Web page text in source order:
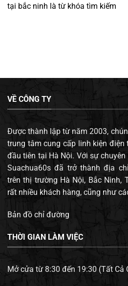
tại bắc ninh là từ khóa tìm kiếm
VỀ CÔNG TY
Được thành lập từ năm 2003,
trung tâm cung cấp linh kiện điện
đầu tiên tại Hà Nội. Với sự
Suachua60s đã trở thành địa
trên thị trường Hà Nội, Bắc Ninh,
rất nhiều khách hàng, cũng như
Bản đồ chỉ đường
THỜI GIAN LÀM VIỆC
Mở cửa từ 8:30 đến 19:30 (Tất Cả